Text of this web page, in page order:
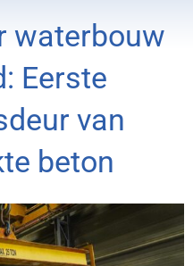
waterbouw
Eerste
van
beton